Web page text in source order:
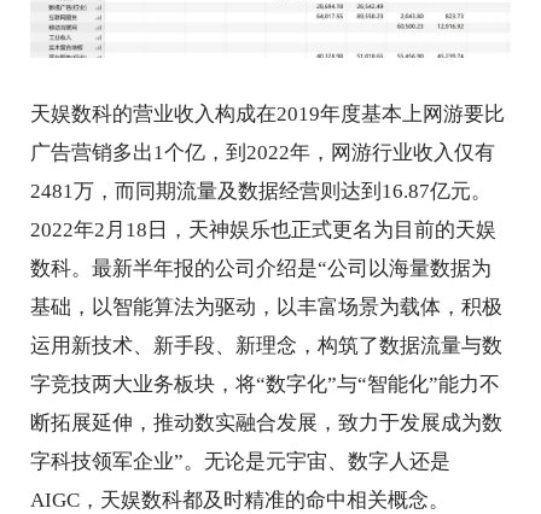
天娱数科的营业收入构成在2019年度基本上网游要比
广告营销多出1个亿，到2022年，网游行业收入仅有
2481万，而同期流量及数据经营则达到16.87亿元。
2022年2月18日，天神娱乐也正式更名为目前的天娱
数科。最新半年报的公司介绍是“公司以海量数据为
基础，以智能算法为驱动，以丰富场景为载体，积极
运用新技术、新手段、新理念，构筑了数据流量与数
字竞技两大业务板块，将“数字化”与“智能化”能力不
断拓展延伸，推动数实融合发展，致力于发展成为数
字科技领军企业”。无论是元宇宙、数字人还是
AIGC，天娱数科都及时精准的命中相关概念。